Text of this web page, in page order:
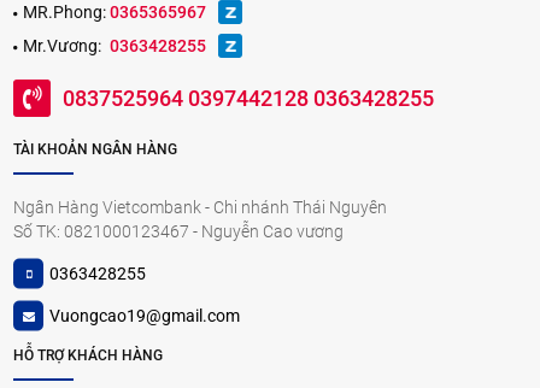
MR.Phong: 0365365967
Mr.Vương: 0363428255
0837525964 0397442128 0363428255
TÀI KHOẢN NGÂN HÀNG
Ngân Hàng Vietcombank - Chi nhánh Thái Nguyên
Số TK: 0821000123467 - Nguyễn Cao vương
0363428255
Vuongcao19@gmail.com
HỖ TRỢ KHÁCH HÀNG